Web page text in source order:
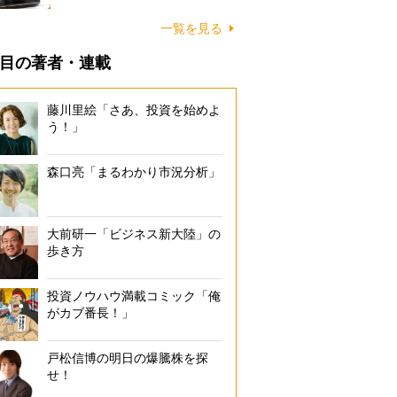
一覧を見る
の著者・連載
藤川里絵「さあ、投資を始めよ
う！」
森口亮「まるわかり市況分析」
大前研一「ビジネス新大陸」の
歩き方
投資ノウハウ満載コミック「俺
がカブ番長！」
戸松信博の明日の爆騰株を探
せ！